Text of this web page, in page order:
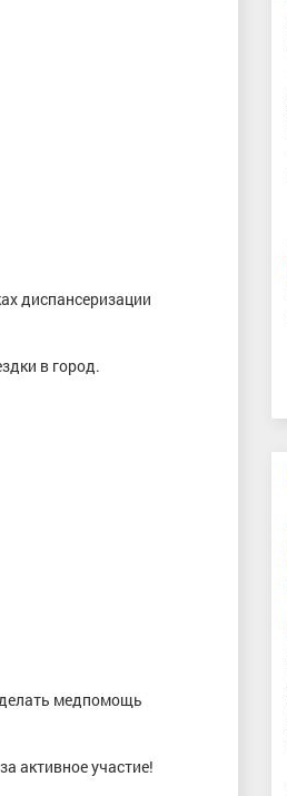
диспансеризации
в город.
медпомощь
активное участие!